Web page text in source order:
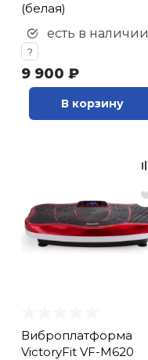
(белая)
есть в наличии
?
9 900 ₽
В корзину
Виброплатформа
VictoryFit VF-M620